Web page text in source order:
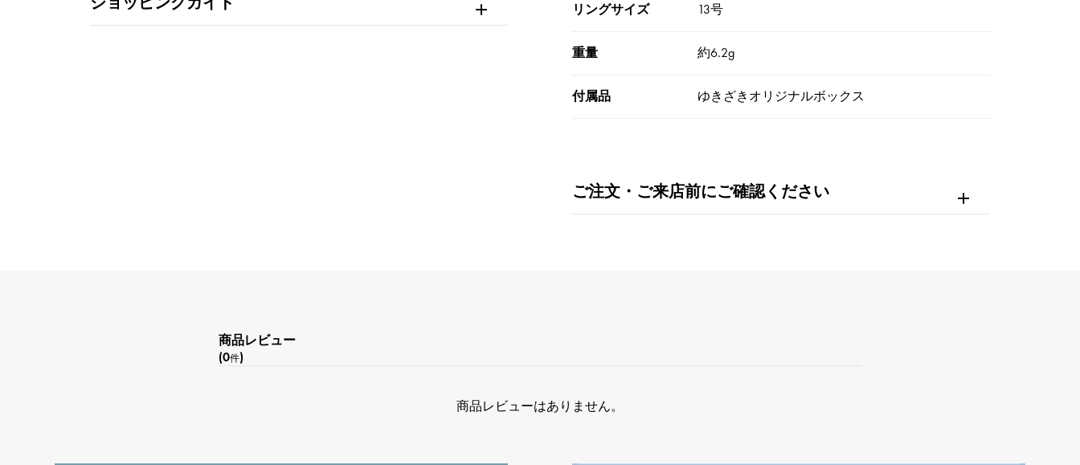
リングサイズ 13号
重量 約6.2g
付属品 ゆきざきオリジナルボックス
ご注文・ご来店前にご確認ください
商品レビュー
(0件)
商品レビューはありません。